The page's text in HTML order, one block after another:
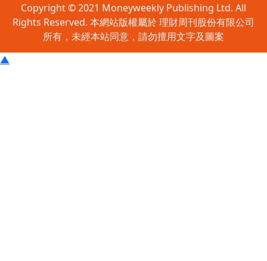
Copyright © 2021 Moneyweekly Publishing Ltd. All
Rights Reserved. 本網站版權屬於 理財周刊股份有限公司
所有，未經本站同意，請勿擅用文字及圖案
▲